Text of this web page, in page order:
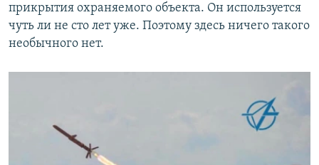
прикрытия охраняемого объекта. Он используется
чуть ли не сто лет уже. Поэтому здесь ничего такого
необычного нет.